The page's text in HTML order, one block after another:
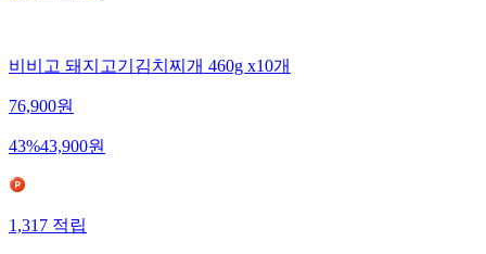
비비고 돼지고기김치찌개 460g x10개
76,900원
43%43,900원
1,317적립